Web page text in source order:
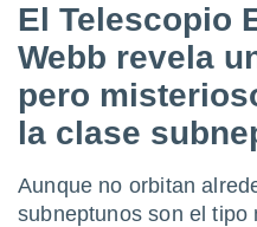
de
por
la
se
calidad.
las
El Telescopio
Webb revela
pero
la clase
Aunque no orbitan
subneptunos son el tipo